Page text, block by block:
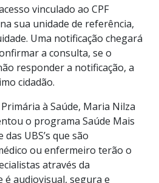
vinculado ao CPF
sua unidade de referência,
Uma notificação chegará
a consulta, se o
responder a notificação, a
cidadão.
à Saúde, Maria Nilza
o programa Saúde Mais
UBS’s que são
ou enfermeiro terão o
através da
audiovisual, segura e